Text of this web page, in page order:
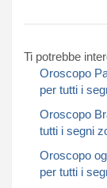
Ti potrebbe
Oroscopo
per tutti i
Oroscopo
tutti i segni
Oroscopo
per tutti i